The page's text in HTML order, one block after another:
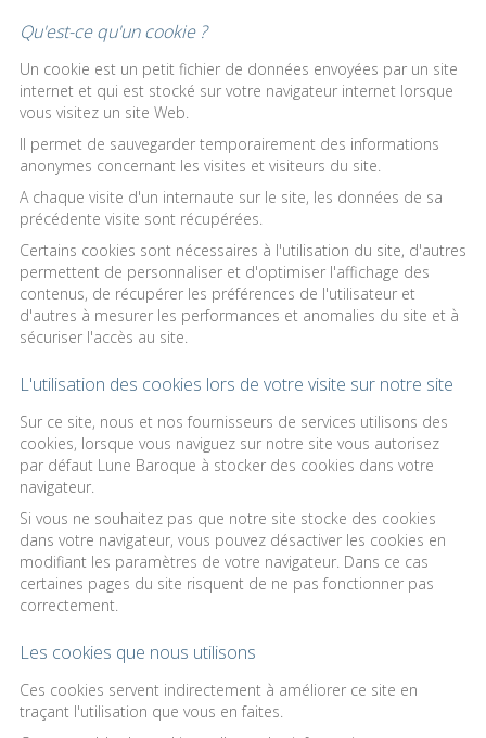
Qu'est-ce qu'un cookie ?
Un cookie est un petit fichier de données envoyées par un site
internet et qui est stocké sur votre navigateur internet lorsque
vous visitez un site Web.
Il permet de sauvegarder temporairement des informations
anonymes concernant les visites et visiteurs du site.
A chaque visite d'un internaute sur le site, les données de sa
précédente visite sont récupérées.
Certains cookies sont nécessaires à l'utilisation du site, d'autres
permettent de personnaliser et d'optimiser l'affichage des
contenus, de récupérer les préférences de l'utilisateur et
d'autres à mesurer les performances et anomalies du site et à
sécuriser l'accès au site.
L'utilisation des cookies lors de votre visite sur notre site
Sur ce site, nous et nos fournisseurs de services utilisons des
cookies, lorsque vous naviguez sur notre site vous autorisez
par défaut Lune Baroque à stocker des cookies dans votre
navigateur.
Si vous ne souhaitez pas que notre site stocke des cookies
dans votre navigateur, vous pouvez désactiver les cookies en
modifiant les paramètres de votre navigateur. Dans ce cas
certaines pages du site risquent de ne pas fonctionner pas
correctement.
Les cookies que nous utilisons
Ces cookies servent indirectement à améliorer ce site en
traçant l'utilisation que vous en faites.